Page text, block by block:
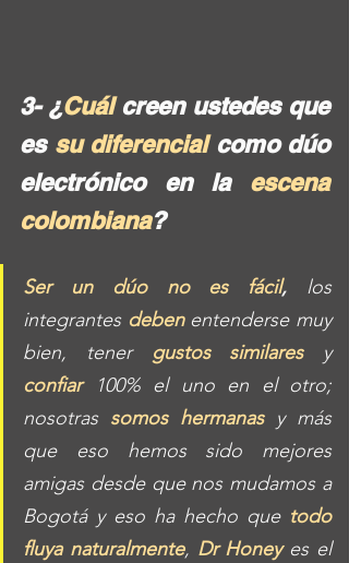
3- ¿Cuál creen ustedes que
es su diferencial como dúo
electrónico en la escena
colombiana?
Ser un dúo no es fácil, los
integrantes deben entenderse muy
bien, tener
gustos similares
y
confiar 100% el uno en el otro;
nosotras somos hermanas y más
que eso hemos sido mejores
amigas desde que nos mudamos a
Bogotá y eso ha hecho que todo
fluya naturalmente, Dr Honey es el